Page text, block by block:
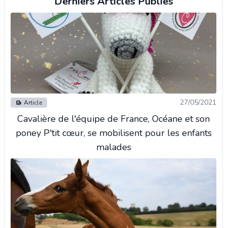
Article 27/05/2021
Cavalière de l'équipe de France, Océane et son
poney P'tit cœur, se mobilisent pour les enfants
malades